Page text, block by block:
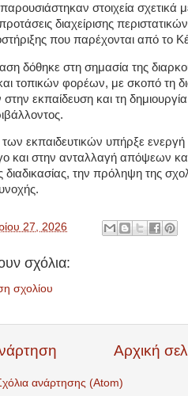
στοιχεία σχετικά με
διαχείρισης
που παρέχονται από το
δόθηκε στη σημασία της
τοπικών φορέων, με σκοπό τη
εκπαίδευση και τη
εκπαιδευτικών υπήρξε
και στην ανταλλαγή απόψεων
διαδικασίας, την πρόληψη της
27, 2026
σχόλια:
σχολίου
Αρχική
ανάρτησης (Atom)